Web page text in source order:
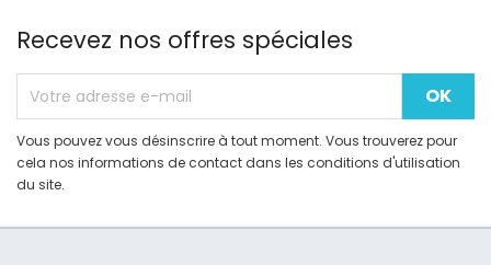
Recevez nos offres spéciales
Vous pouvez vous désinscrire à tout moment. Vous trouverez pour
cela nos informations de contact dans les conditions d'utilisation
du site.